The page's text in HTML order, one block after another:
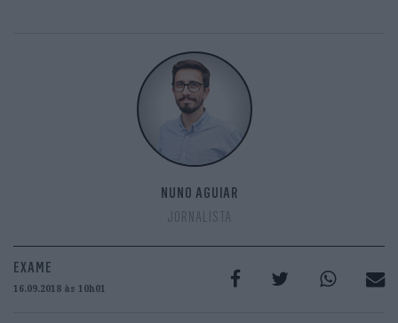
NUNO AGUIAR
JORNALISTA
EXAME
16.09.2018 às 10h01